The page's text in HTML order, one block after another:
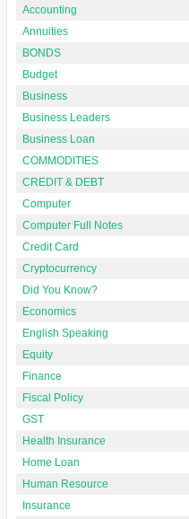
Accounting
Annuities
BONDS
Budget
Business
Business Leaders
Business Loan
COMMODITIES
CREDIT & DEBT
Computer
Computer Full Notes
Credit Card
Cryptocurrency
Did You Know?
Economics
English Speaking
Equity
Finance
Fiscal Policy
GST
Health Insurance
Home Loan
Human Resource
Insurance